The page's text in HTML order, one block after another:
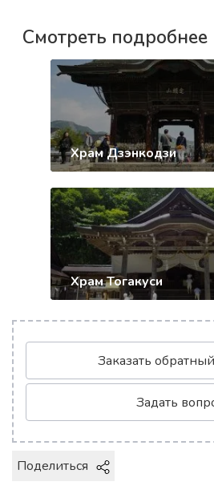
Смотреть подробнее
Храм Дзэнкодзи
Храм Тогакуси
Заказать
Задать
Поделиться